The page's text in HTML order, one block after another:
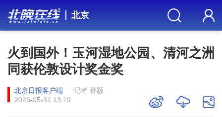
北京
火到国外！玉河湿地公园、清河之洲
同获伦敦设计奖金奖
北京日报客户端
记者 孙颖
2026-05-31 13:19